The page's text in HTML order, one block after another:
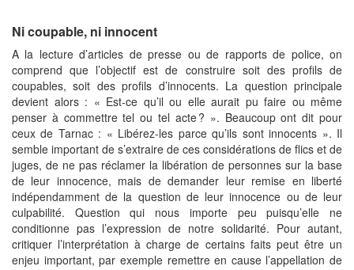
Ni coupable, ni innocent
A la lecture d’articles de presse ou de rapports de police, on
comprend que l’objectif est de construire soit des profils de
coupables, soit des profils d’innocents. La question principale
devient alors : « Est-ce qu’il ou elle aurait pu faire ou même
penser à commettre tel ou tel acte ? ». Beaucoup ont dit pour
ceux de Tarnac : « Libérez-les parce qu’ils sont innocents ». Il
semble important de s’extraire de ces considérations de flics et de
juges, de ne pas réclamer la libération de personnes sur la base
de leur innocence, mais de demander leur remise en liberté
indépendamment de la question de leur innocence ou de leur
culpabilité. Question qui nous importe peu puisqu’elle ne
conditionne pas l’expression de notre solidarité. Pour autant,
critiquer l’interprétation à charge de certains faits peut être un
enjeu important, par exemple remettre en cause l’appellation de